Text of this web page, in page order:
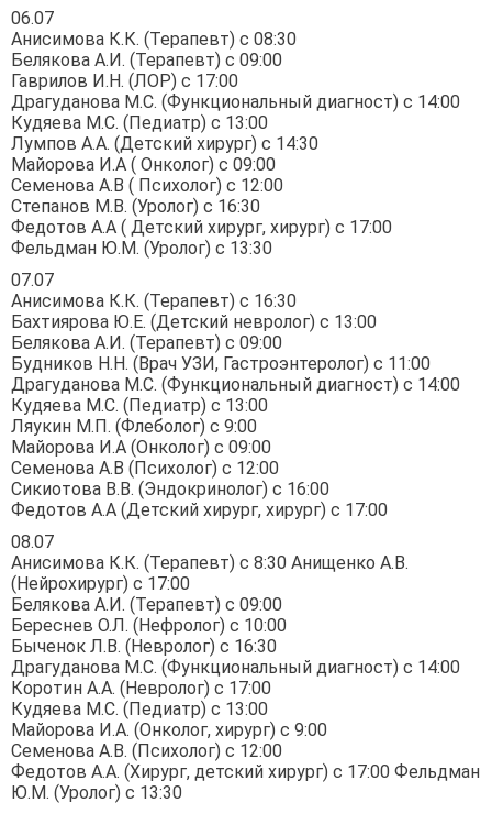
06.07
Анисимова К.К. (Терапевт) с 08:30
Белякова А.И. (Терапевт) с 09:00
Гаврилов И.Н. (ЛОР) с 17:00
Драгуданова М.С. (Функциональный диагност) с 14:00
Кудяева М.С. (Педиатр) с 13:00
Лумпов А.А. (Детский хирург) с 14:30
Майорова И.А ( Онколог) с 09:00
Семенова А.В ( Психолог) с 12:00
Степанов М.В. (Уролог) с 16:30
Федотов А.А ( Детский хирург, хирург) с 17:00
Фельдман Ю.М. (Уролог) с 13:30
07.07
Анисимова К.К. (Терапевт) с 16:30
Бахтиярова Ю.Е. (Детский невролог) с 13:00
Белякова А.И. (Терапевт) с 09:00
Будников Н.Н. (Врач УЗИ, Гастроэнтеролог) с 11:00
Драгуданова М.С. (Функциональный диагност) с 14:00
Кудяева М.С. (Педиатр) с 13:00
Ляукин М.П. (Флеболог) с 9:00
Майорова И.А (Онколог) с 09:00
Семенова А.В (Психолог) с 12:00
Сикиотова В.В. (Эндокринолог) с 16:00
Федотов А.А (Детский хирург, хирург) с 17:00
08.07
Анисимова К.К. (Терапевт) с 8:30 Анищенко А.В.
(Нейрохирург) с 17:00
Белякова А.И. (Терапевт) с 09:00
Береснев О.Л. (Нефролог) с 10:00
Быченок Л.В. (Невролог) с 16:30
Драгуданова М.С. (Функциональный диагност) с 14:00
Коротин А.А. (Невролог) с 17:00
Кудяева М.С. (Педиатр) с 13:00
Майорова И.А. (Онколог, хирург) с 9:00
Семенова А.В. (Психолог) с 12:00
Федотов А.А. (Хирург, детский хирург) с 17:00 Фельдман
Ю.М. (Уролог) с 13:30